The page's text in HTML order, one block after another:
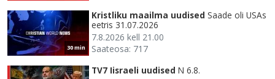
30 min
Kristliku maailma uudised Saade oli USAs
eetris 31.07.2026
7.8.2026 kell 21.00
Saateosa: 717
TV7 Iisraeli uudised N 6.8.